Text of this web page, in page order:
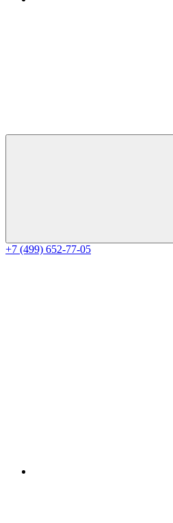
+7 (499) 652-77-05